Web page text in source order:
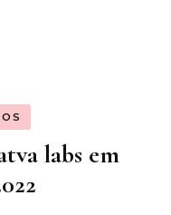
labs em